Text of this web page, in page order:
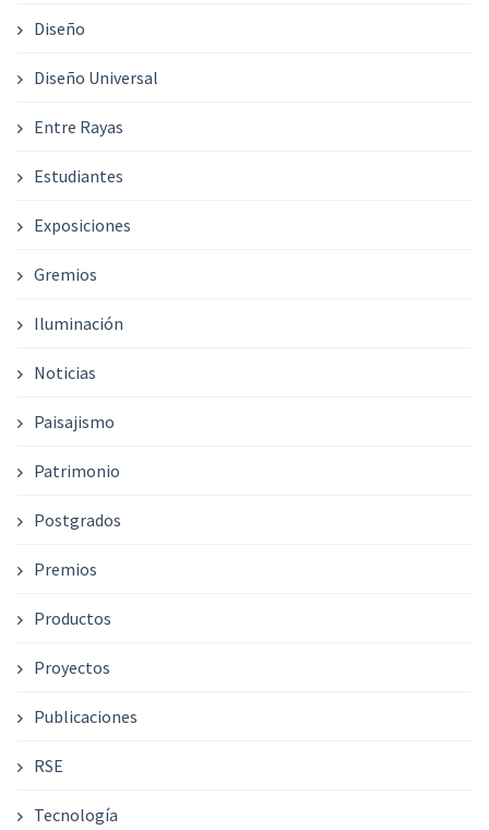
Diseño
Diseño Universal
Entre Rayas
Estudiantes
Exposiciones
Gremios
Iluminación
Noticias
Paisajismo
Patrimonio
Postgrados
Premios
Productos
Proyectos
Publicaciones
RSE
Tecnología